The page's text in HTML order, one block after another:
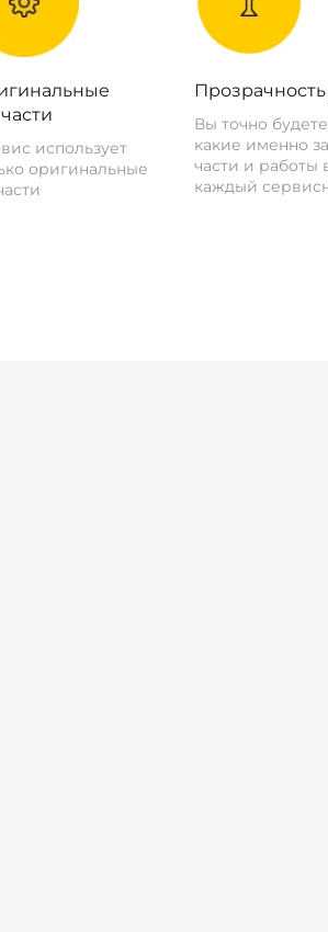
использует
оригинальные
Прозрачность
Вы точно будете
какие именно
части и работы
каждый